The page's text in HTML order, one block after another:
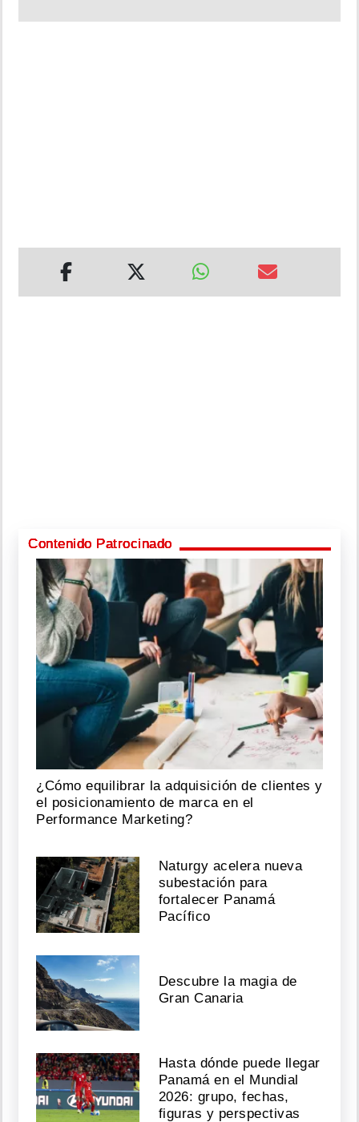
Contenido Patrocinado
¿Cómo equilibrar la adquisición de clientes y
el posicionamiento de marca en el
Performance Marketing?
Naturgy acelera nueva
subestación para
fortalecer Panamá
Pacífico
Descubre la magia de
Gran Canaria
Hasta dónde puede llegar
Panamá en el Mundial
2026: grupo, fechas,
figuras y perspectivas